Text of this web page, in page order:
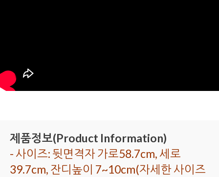
제품정보(Product Information)
- 사이즈: 뒷면격자 가로58.7cm, 세로
39.7cm, 잔디높이 7~10cm(자세한 사이즈